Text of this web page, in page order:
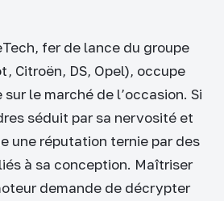
fer de lance du groupe
Citroën, DS, Opel), occupe
le marché de l’occasion. Si
séduit par sa nervosité et
une réputation ternie par des
à sa conception. Maîtriser
demande de décrypter